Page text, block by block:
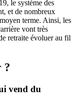
le système des
et de nombreux
terme. Ainsi, les
vont très
retraite évoluer au fil
?
vend du